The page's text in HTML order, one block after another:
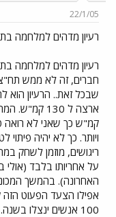
ך
22/1/05
רעיון מדהים למלחמה
רעיון מדהים למלחמה
חברים, זה לא ממש
שבכל זאת.. הרעיון הוא
ויותר. כך לא יהיה פיתוי
ריגושים, מוזמן לשחק
על אחריותו בלבד
האחרונה). בהמשך
אפילו הצעד הפעוט
100 אנשים ינצלו בשנה.